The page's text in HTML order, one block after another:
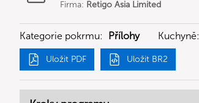
Firma: Retigo Asia Limited
Kategorie pokrmu: Přílohy Kuchyně:
Uložit PDF Uložit BR2